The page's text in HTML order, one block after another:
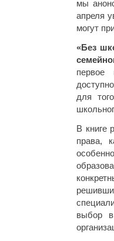
мы
апреля
могут
«Без
первое
для
В книге
права,
выбор в